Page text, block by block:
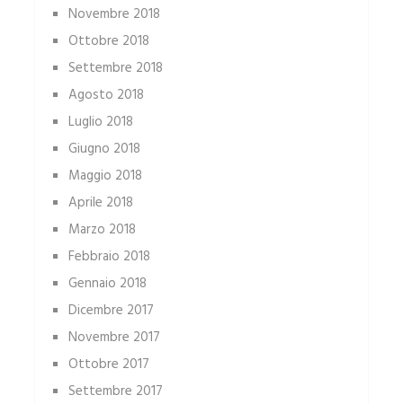
Novembre 2018
Ottobre 2018
Settembre 2018
Agosto 2018
Luglio 2018
Giugno 2018
Maggio 2018
Aprile 2018
Marzo 2018
Febbraio 2018
Gennaio 2018
Dicembre 2017
Novembre 2017
Ottobre 2017
Settembre 2017